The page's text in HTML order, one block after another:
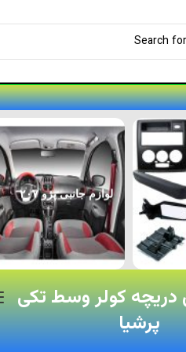
لوازم جانبی پژو ۲۰۷
دریچه کولر وسط تکی
پرشیا